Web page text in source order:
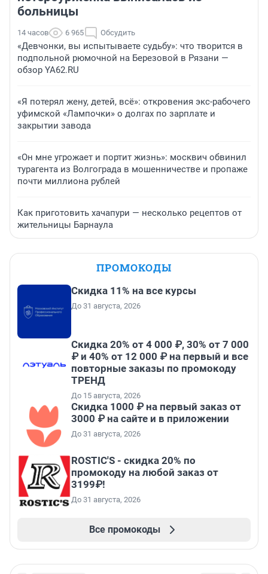
больницы
14 часов 6 965 Обсудить
«Девчонки, вы испытываете судьбу»: что творится в
подпольной рюмочной на Березовой в Рязани —
обзор YA62.RU
«Я потерял жену, детей, всё»: откровения экс-рабочего
уфимской «Лампочки» о долгах по зарплате и
закрытии завода
«Он мне угрожает и портит жизнь»: москвич обвинил
турагента из Волгограда в мошенничестве и пропаже
почти миллиона рублей
Как приготовить хачапури — несколько рецептов от
жительницы Барнаула
ПРОМОКОДЫ
Скидка 11% на все курсы
До 31 августа, 2026
Скидка 20% от 4 000 ₽, 30% от 7 000
₽ и 40% от 12 000 ₽ на первый и все
повторные заказы по промокоду
ТРЕНД
До 15 августа, 2026
Скидка 1000 ₽ на первый заказ от
3000 ₽ на сайте и в приложении
До 31 августа, 2026
ROSTIC'S - скидка 20% по
промокоду на любой заказ от
3199₽!
До 31 августа, 2026
Все промокоды